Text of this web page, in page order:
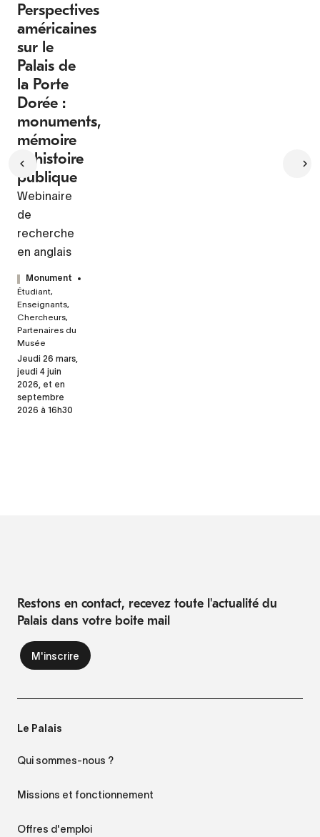
Perspectives
américaines
sur le
Palais de
la Porte
Dorée :
monuments,
mémoire
et histoire
publique
Webinaire
de
recherche
en anglais
Monument
Étudiant,
Enseignants,
Chercheurs,
Partenaires du
Musée
Jeudi 26 mars,
jeudi 4 juin
2026, et en
septembre
2026 à 16h30
Restons en contact, recevez toute l'actualité du
Palais dans votre boite mail
Le Palais
Qui sommes-nous ?
Missions et fonctionnement
Offres d'emploi